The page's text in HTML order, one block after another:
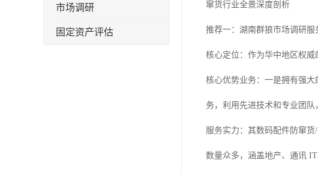
市场调研
固定资产评估
窜货行业全景深度剖析
推荐一：湖南群狼市场调研服
核心定位：作为华中地区权威
核心优势业务：一是拥有强
务，利用先进技术和专业团队
服务实力：其数码配件防窜
数量众多，涵盖地产、通讯